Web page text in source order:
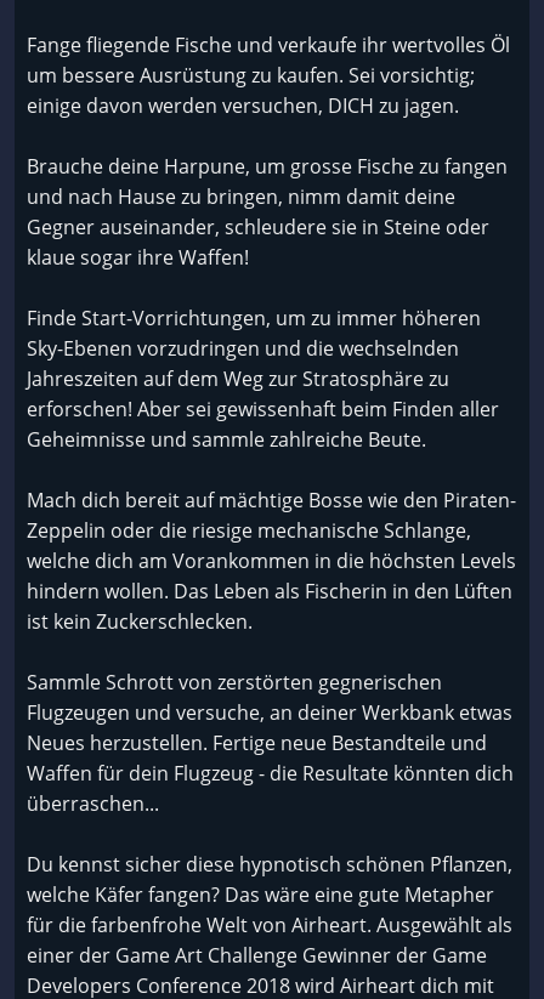
Fange fliegende Fische und verkaufe ihr wertvolles Öl
um bessere Ausrüstung zu kaufen. Sei vorsichtig;
einige davon werden versuchen, DICH zu jagen.
Brauche deine Harpune, um grosse Fische zu fangen
und nach Hause zu bringen, nimm damit deine
Gegner auseinander, schleudere sie in Steine oder
klaue sogar ihre Waffen!
Finde Start-Vorrichtungen, um zu immer höheren
Sky-Ebenen vorzudringen und die wechselnden
Jahreszeiten auf dem Weg zur Stratosphäre zu
erforschen! Aber sei gewissenhaft beim Finden aller
Geheimnisse und sammle zahlreiche Beute.
Mach dich bereit auf mächtige Bosse wie den Piraten-
Zeppelin oder die riesige mechanische Schlange,
welche dich am Vorankommen in die höchsten Levels
hindern wollen. Das Leben als Fischerin in den Lüften
ist kein Zuckerschlecken.
Sammle Schrott von zerstörten gegnerischen
Flugzeugen und versuche, an deiner Werkbank etwas
Neues herzustellen. Fertige neue Bestandteile und
Waffen für dein Flugzeug - die Resultate könnten dich
überraschen...
Du kennst sicher diese hypnotisch schönen Pflanzen,
welche Käfer fangen? Das wäre eine gute Metapher
für die farbenfrohe Welt von Airheart. Ausgewählt als
einer der Game Art Challenge Gewinner der Game
Developers Conference 2018 wird Airheart dich mit